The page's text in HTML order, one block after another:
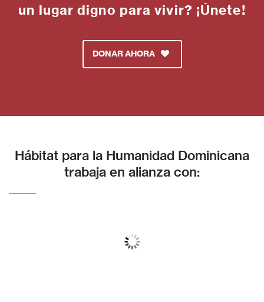
un lugar digno para vivir? ¡Únete!
DONAR AHORA
Hábitat para la Humanidad Dominicana
trabaja en alianza con: